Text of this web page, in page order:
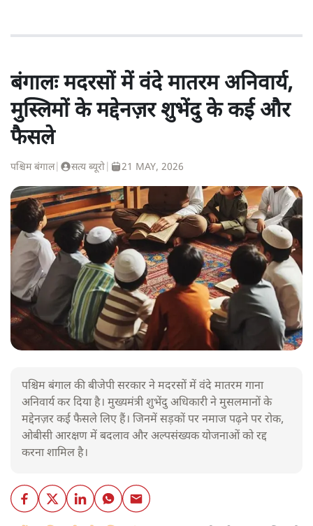
बंगालः मदरसों में वंदे मातरम अनिवार्य,
मुस्लिमों के मद्देनज़र शुभेंदु के कई और
फैसले
पश्चिम बंगाल| सत्य ब्यूरो 21 MAY, 2026
पश्चिम बंगाल की बीजेपी सरकार ने मदरसों में वंदे मातरम गाना
अनिवार्य कर दिया है। मुख्यमंत्री शुभेंदु अधिकारी ने मुसलमानों के
मद्देनज़र कई फैसले लिए हैं। जिनमें सड़कों पर नमाज पढ़ने पर रोक,
ओबीसी आरक्षण में बदलाव और अल्पसंख्यक योजनाओं को रद्द
करना शामिल है।